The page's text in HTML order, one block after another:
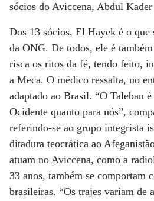
sócios do Aviccena, Abdul
Dos 13 sócios, El Hayek é o que
da ONG. De todos, ele é
risca os ritos da fé, tendo feito,
a Meca. O médico ressalta, no
adaptado ao Brasil. “O Taleban
Ocidente quanto para nós”,
referindo-se ao grupo integrista
ditadura teocrática ao
atuam no Aviccena, como a
33 anos, também se comportam
brasileiras. “Os trajes variam de